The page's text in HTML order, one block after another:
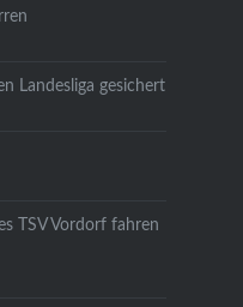
Landesliga gesichert
TSV Vordorf fahren